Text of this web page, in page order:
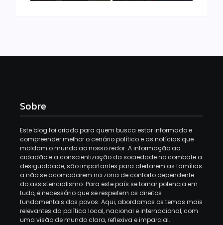
Sobre
Este blog foi criado para quem busca estar informado e
compreender melhor o cenário político e as notícias que
moldam o mundo ao nosso redor. A informação ao
cidadão e a conscientização da sociedade no combate a
desigualdade, são importantes para alertarem as famílias
a não se acomodarem na zona de conforto dependente
do assistencialismo. Para este país se tornar potencia em
tudo, é necessário que se respeitem os direitos
fundamentais dos povos. Aqui, abordamos os temas mais
relevantes da política local, nacional e internacional, com
uma visão de mundo clara, reflexiva e imparcial.